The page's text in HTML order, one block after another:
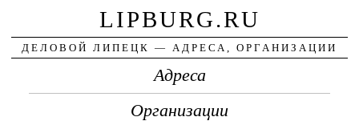
LIPBURG.RU
ДЕЛОВОЙ ЛИПЕЦК — АДРЕСА, ОРГАНИЗАЦИИ
Адреса
Организации